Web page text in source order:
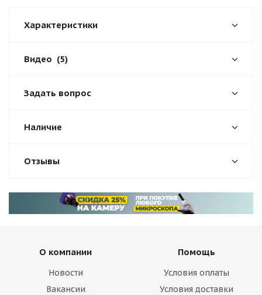
Характеристики
Видео (5)
Задать вопрос
Наличие
Отзывы
О компании
Новости
Вакансии
Помощь
Условия оплаты
Условия доставки